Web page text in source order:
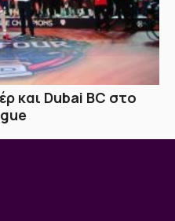
και Dubai BC στο